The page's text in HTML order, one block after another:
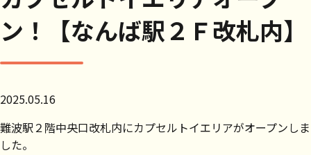
ン！【なんば駅２Ｆ改札内】
2025.05.16
難波駅２階中央口改札内にカプセルトイエリアがオープンしま
した。